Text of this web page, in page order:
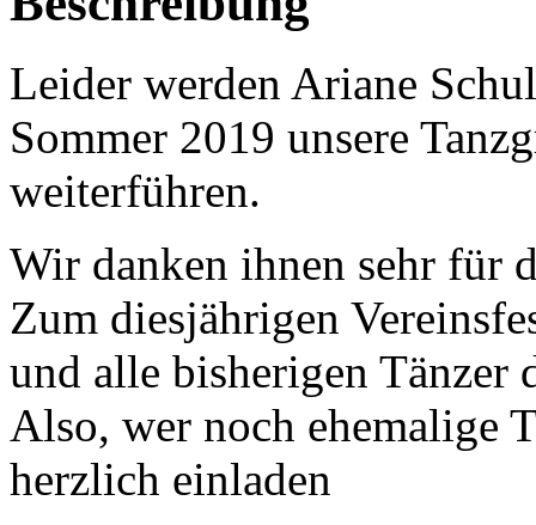
Leider werden Ariane
Sommer 2019 unsere
weiterführen.
Wir danken ihnen sehr für
Zum diesjährigen
und alle bisherigen Tänzer
Also, wer noch ehemalige
herzlich einladen